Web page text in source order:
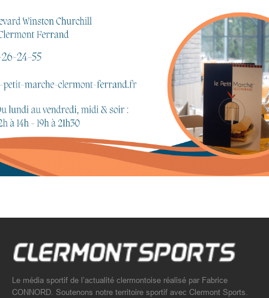
Le média sportif de l’actualité clermontoise réalisé par Fabrice
CONNORD. Soutenons notre territoire sportif avec Clermont Sports.